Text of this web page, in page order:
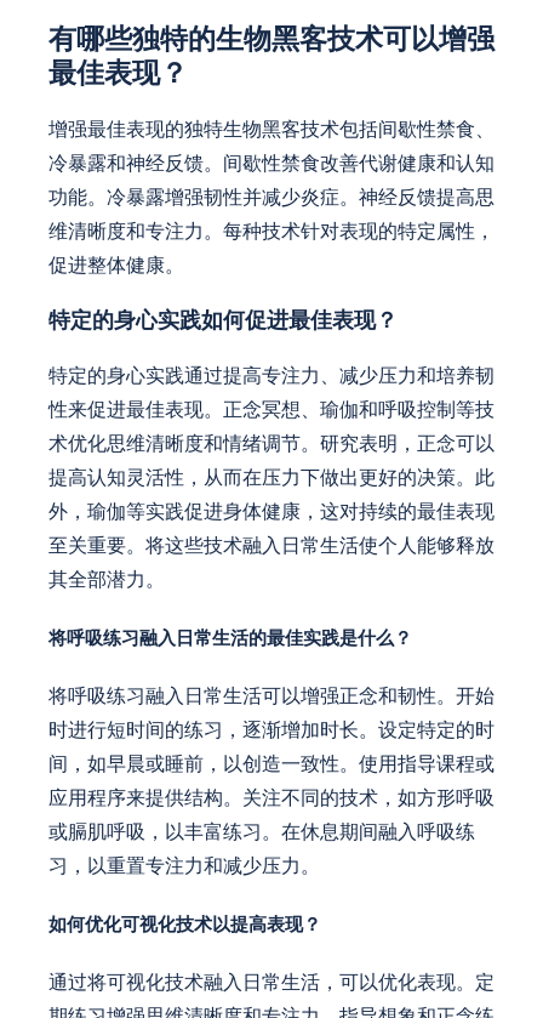
有哪些独特的生物黑客技术可以增强
最佳表现？
增强最佳表现的独特生物黑客技术包括间歇性禁食、
冷暴露和神经反馈。间歇性禁食改善代谢健康和认知
功能。冷暴露增强韧性并减少炎症。神经反馈提高思
维清晰度和专注力。每种技术针对表现的特定属性，
促进整体健康。
特定的身心实践如何促进最佳表现？
特定的身心实践通过提高专注力、减少压力和培养韧
性来促进最佳表现。正念冥想、瑜伽和呼吸控制等技
术优化思维清晰度和情绪调节。研究表明，正念可以
提高认知灵活性，从而在压力下做出更好的决策。此
外，瑜伽等实践促进身体健康，这对持续的最佳表现
至关重要。将这些技术融入日常生活使个人能够释放
其全部潜力。
将呼吸练习融入日常生活的最佳实践是什么？
将呼吸练习融入日常生活可以增强正念和韧性。开始
时进行短时间的练习，逐渐增加时长。设定特定的时
间，如早晨或睡前，以创造一致性。使用指导课程或
应用程序来提供结构。关注不同的技术，如方形呼吸
或膈肌呼吸，以丰富练习。在休息期间融入呼吸练
习，以重置专注力和减少压力。
如何优化可视化技术以提高表现？
通过将可视化技术融入日常生活，可以优化表现。定